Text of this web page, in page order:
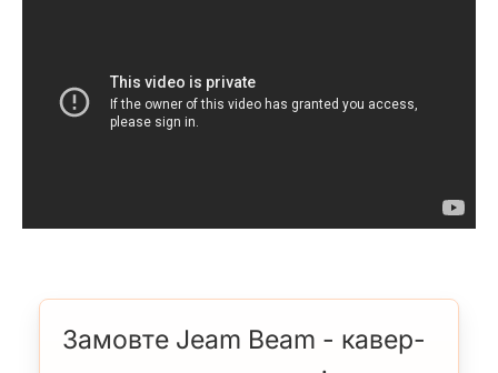
Замовте Jeam Beam - кавер-